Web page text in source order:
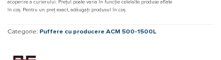
acoperire a curierului. Prețul poate varia în funcție celelalte produse aflate
în coș. Pentru un preț exact, adăugați produsul în coș.
Categorie: Puffere cu producere ACM 500-1500L